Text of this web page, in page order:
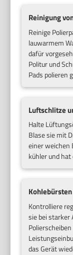
Reinigung
Reinige
lauwarmem
dafür
Politur und
Pads polieren
Luftschlitze
Halte
Blase sie mit
einer weichen
kühler und hat
Kontrolliere
sie bei starker
das Gerät